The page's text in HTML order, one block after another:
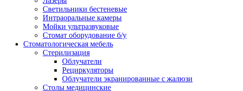
Светильники бестеневые
Интраоральные камеры
Мойки ультразвуковые
Стомат оборудование б/у
Стоматологическая мебель
Стерилизация
Облучатели
Рециркуляторы
Облучатели экранированные с жалюзи
Столы медицинские